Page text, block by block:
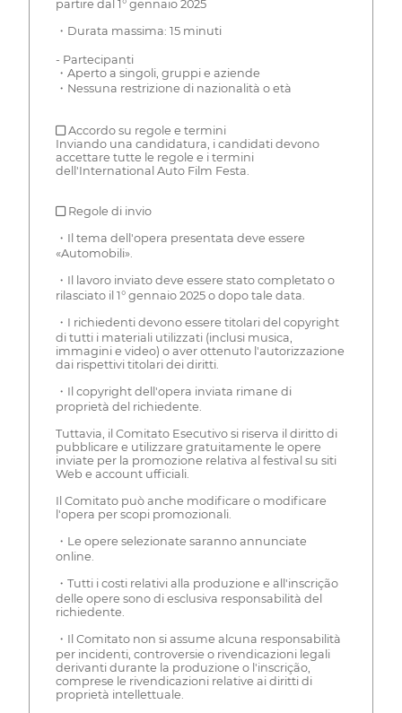
partire dal 1° gennaio 2025
・Durata massima: 15 minuti
- Partecipanti
・Aperto a singoli, gruppi e aziende
・Nessuna restrizione di nazionalità o età
■ Accordo su regole e termini
Inviando una candidatura, i candidati devono
accettare tutte le regole e i termini
dell'International Auto Film Festa.
■ Regole di invio
・Il tema dell'opera presentata deve essere
«Automobili».
・Il lavoro inviato deve essere stato completato o
rilasciato il 1° gennaio 2025 o dopo tale data.
・I richiedenti devono essere titolari del copyright
di tutti i materiali utilizzati (inclusi musica,
immagini e video) o aver ottenuto l'autorizzazione
dai rispettivi titolari dei diritti.
・Il copyright dell'opera inviata rimane di
proprietà del richiedente.
Tuttavia, il Comitato Esecutivo si riserva il diritto di
pubblicare e utilizzare gratuitamente le opere
inviate per la promozione relativa al festival su siti
Web e account ufficiali.
Il Comitato può anche modificare o modificare
l'opera per scopi promozionali.
・Le opere selezionate saranno annunciate
online.
・Tutti i costi relativi alla produzione e all'inscrição
delle opere sono di esclusiva responsabilità del
richiedente.
・Il Comitato non si assume alcuna responsabilità
per incidenti, controversie o rivendicazioni legali
derivanti durante la produzione o l'inscrição,
comprese le rivendicazioni relative ai diritti di
proprietà intellettuale.